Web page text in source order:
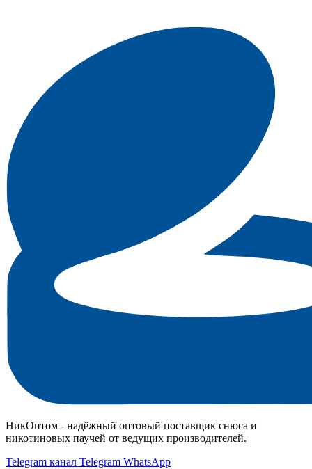
НикОптом - надёжный оптовый поставщик снюса и
никотиновых паучей от ведущих производителей.
Telegram канал Telegram WhatsApp